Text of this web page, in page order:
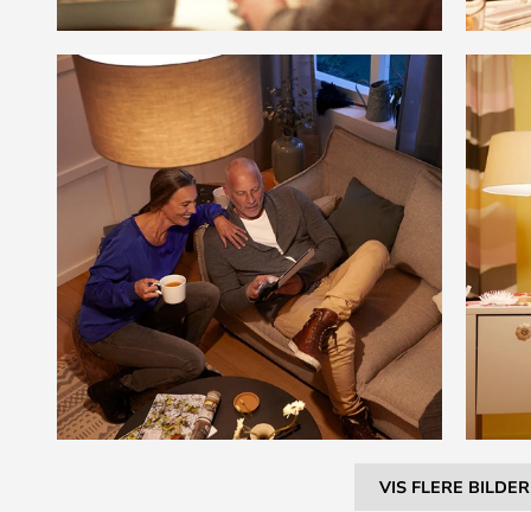
VIS FLERE BILDER